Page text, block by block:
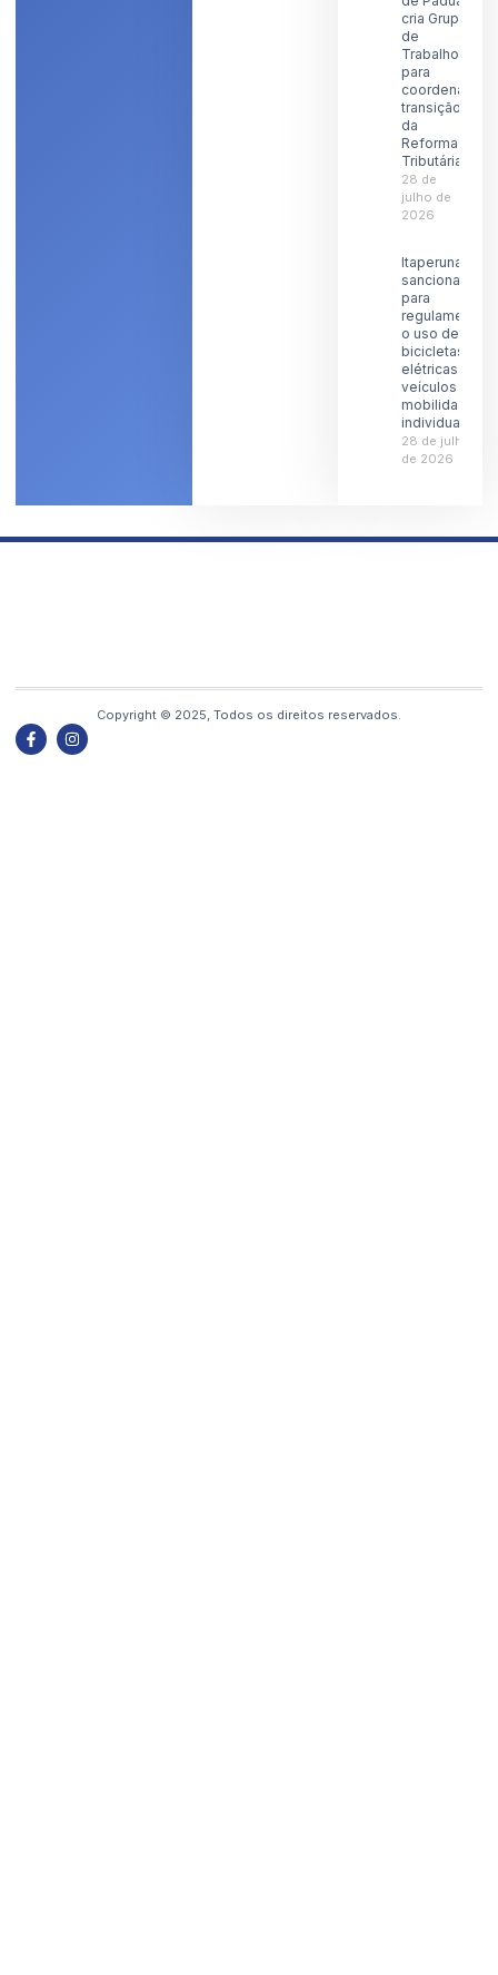
cria Grupo
de
Trabalho
para
coordenar
transição
da
Reforma
Tributária
28 de
julho de
2026
Itaperuna
sanciona lei
para
regulamentar
o uso de
bicicletas
elétricas e
veículos de
mobilidade
individual
28 de julho
de 2026
Copyright © 2025, Todos os direitos reservados.